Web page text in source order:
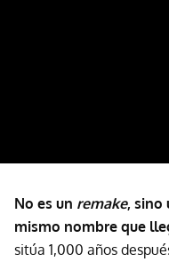
No es un remake, sino
mismo nombre que
sitúa 1,000 años